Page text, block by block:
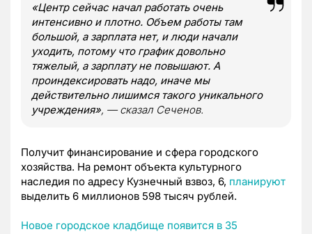
«Центр сейчас начал работать очень
интенсивно и плотно. Объем работы там
большой, а зарплата нет, и люди начали
уходить, потому что график довольно
тяжелый, а зарплату не повышают. А
проиндексировать надо, иначе мы
действительно лишимся такого уникального
учреждения», — сказал Сеченов.
Получит финансирование и сфера городского
хозяйства. На ремонт объекта культурного
наследия по адресу Кузнечный взвоз, 6, планируют
выделить 6 миллионов 598 тысяч рублей.
Новое городское кладбище появится в 35